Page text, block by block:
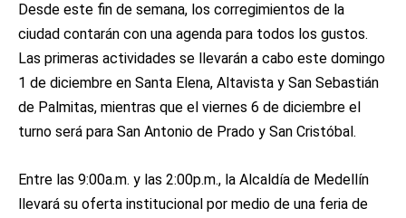
Desde este fin de semana, los corregimientos de la
ciudad contarán con una agenda para todos los gustos.
Las primeras actividades se llevarán a cabo este domingo
1 de diciembre en Santa Elena, Altavista y San Sebastián
de Palmitas, mientras que el viernes 6 de diciembre el
turno será para San Antonio de Prado y San Cristóbal.
Entre las 9:00a.m. y las 2:00p.m., la Alcaldía de Medellín
llevará su oferta institucional por medio de una feria de